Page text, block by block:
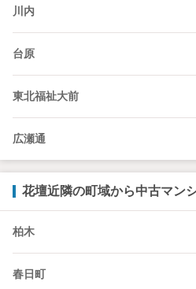
川内
台原
東北福祉大前
広瀬通
花壇近隣の町域から中古マン
柏木
春日町